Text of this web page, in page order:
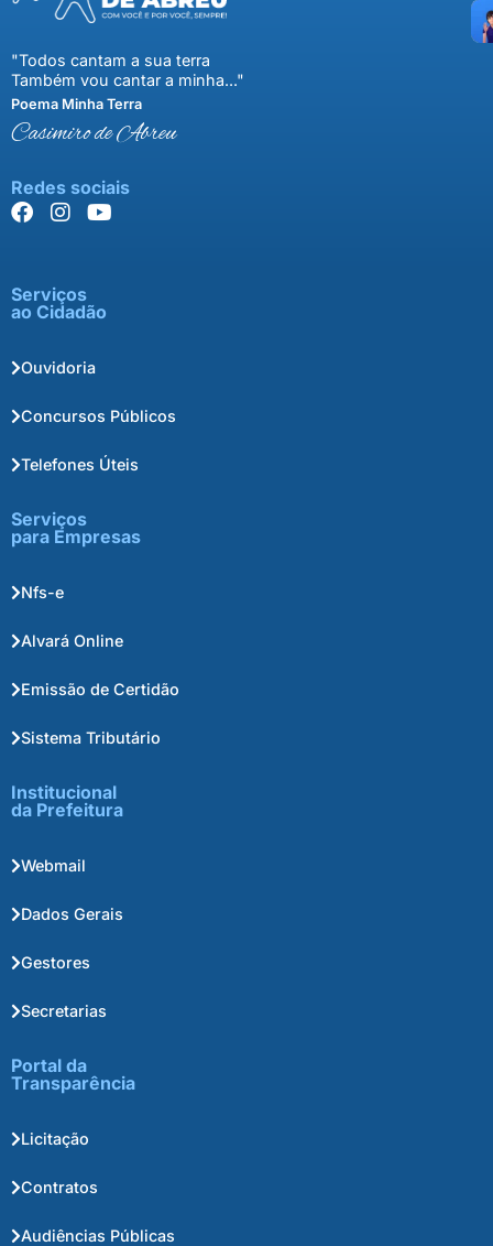
"Todos cantam a sua terra
Também vou cantar a minha..."
Poema Minha Terra
Casimiro de Abreu
Redes sociais
Serviços
ao Cidadão
Ouvidoria
Concursos Públicos
Telefones Úteis
Serviços
para Empresas
Nfs-e
Alvará Online
Emissão de Certidão
Sistema Tributário
Institucional
da Prefeitura
Webmail
Dados Gerais
Gestores
Secretarias
Portal da
Transparência
Licitação
Contratos
Audiências Públicas